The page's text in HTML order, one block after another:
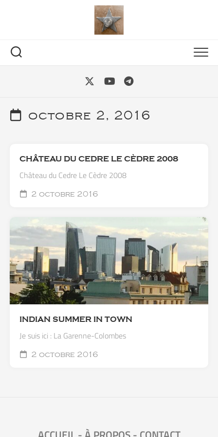
octobre 2, 2016
CHÂTEAU DU CEDRE LE CÈDRE 2008
Château du Cedre Le Cèdre 2008
2 octobre 2016
INDIAN SUMMER IN TOWN
Je suis ici : La Garenne-Colombes
2 octobre 2016